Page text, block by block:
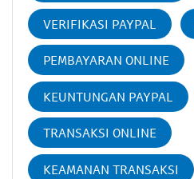
VERIFIKASI PAYPAL
PEMBAYARAN ONLINE
KEUNTUNGAN PAYPAL
TRANSAKSI ONLINE
KEAMANAN TRANSAKSI